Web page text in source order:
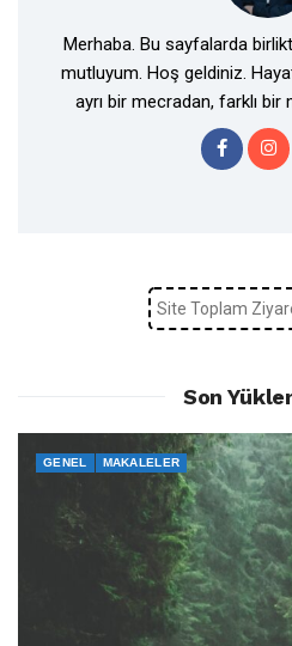
Merhaba. Bu sayfalarda
mutluyum. Hoş geldiniz.
ayrı bir mecradan, farklı
Site Toplam
Son
GENEL MAKALELER